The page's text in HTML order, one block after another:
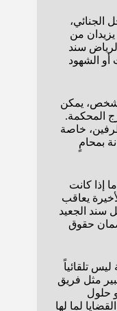
الجنائي،
من
سند
أو الشهود
شخص، يمكن
المحكمة.
خاصة
بمحامٍ
إذا كانت
يعاقب
سند الجعيد
حقوق
تلقائياً
مثل فريق
حلول
لما لها